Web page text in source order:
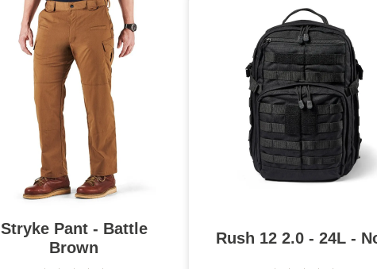
Stryke Pant - Battle
Brown
Rush 12 2.0 - 24L -